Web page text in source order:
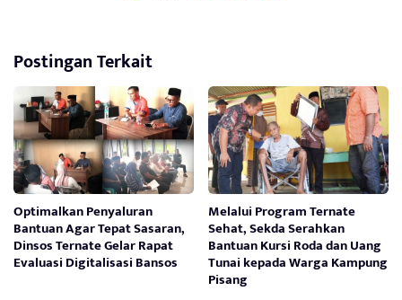
Postingan Terkait
Optimalkan Penyaluran
Bantuan Agar Tepat Sasaran,
Dinsos Ternate Gelar Rapat
Evaluasi Digitalisasi Bansos
Melalui Program Ternate
Sehat, Sekda Serahkan
Bantuan Kursi Roda dan Uang
Tunai kepada Warga Kampung
Pisang